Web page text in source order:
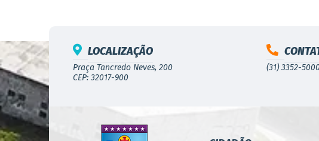
LOCALIZAÇÃO
Praça Tancredo Neves, 200
CEP: 32017-900
(31) 3352-